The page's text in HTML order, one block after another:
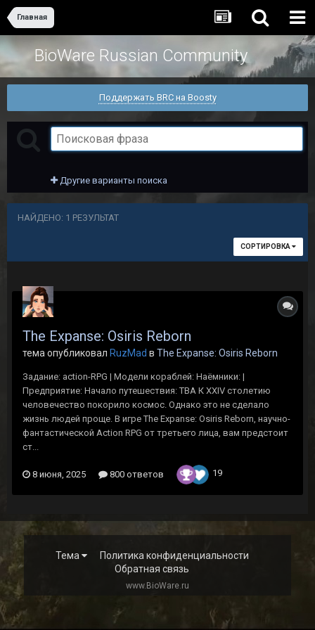
Главная
BioWare Russian Community
Поддержать BRC на Boosty
Другие варианты поиска
НАЙДЕНО: 1 РЕЗУЛЬТАТ
СОРТИРОВКА
The Expanse: Osiris Reborn
тема опубликовал RuzMad в The Expanse: Osiris Reborn
Задание: action-RPG | Модели кораблей: Наёмники: |
Предприятие: Начало путешествия: TBA К XXIV столетию
человечество покорило космос. Однако это не сделало
жизнь людей проще. В игре The Expanse: Osiris Reborn, научно-
фантастической Action RPG от третьего лица, вам предстоит
ст...
8 июня, 2025 800 ответов 19
Тема
Политика конфиденциальности
Обратная связь
www.BioWare.ru